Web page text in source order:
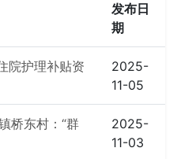
发布日
期
院护理补贴资
2025-
11-05
桥东村：“群
2025-
11-03